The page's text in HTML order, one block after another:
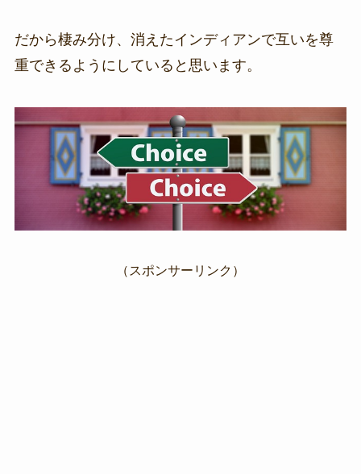
だから棲み分け、消えたインディアンで互いを尊
重できるようにしていると思います。
（スポンサーリンク）